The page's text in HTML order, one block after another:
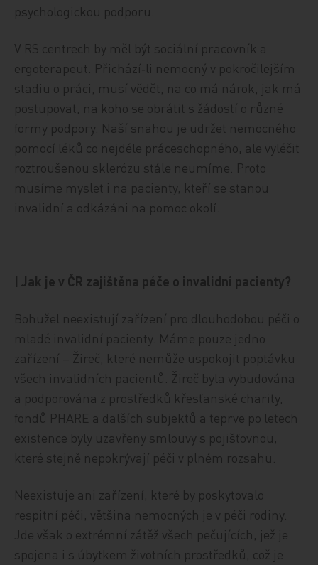
psychologickou podporu.
V RS centrech by měl být sociální pracovník a
ergoterapeut. Přichází‑li nemocný v pokročilejším
stadiu o práci, musí vědět, na co má nárok, jak má
postupovat, na koho se obrátit s žádostí o různé
formy podpory. Naší snahou je udržet nemocného
pomocí léků co nejdéle práceschopného, ale vyléčit
roztroušenou sklerózu stále neumíme. Proto
musíme myslet i na pacienty, kteří se stanou
invalidní a odkázáni na pomoc okolí.
| Jak je v ČR zajištěna péče o invalidní pacienty?
Bohužel neexistují zařízení pro dlouhodobou péči o
mladé invalidní pacienty. Máme pouze jedno
zařízení – Žireč, které nemůže uspokojit poptávku
všech invalidních pacientů. Žireč byla vybudována
a podporována z prostředků křesťanské charity,
fondů PHARE a dalších subjektů a teprve po letech
existence byly uzavřeny smlouvy s pojišťovnou,
které stejně nepokrývají péči v plném rozsahu.
Neexistuje ani zařízení, které by poskytovalo
respitní péči, většina nemocných je v péči rodiny.
Jde však o extrémní zátěž všech pečujících, jež je
spojena i s úbytkem životních prostředků, což je